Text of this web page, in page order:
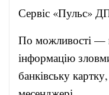
Сервіс «Пульс»
По можливості —
інформацію
банківську